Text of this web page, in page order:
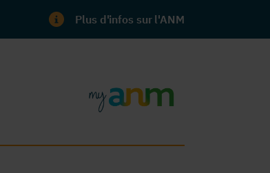
Plus d'infos sur l'ANM